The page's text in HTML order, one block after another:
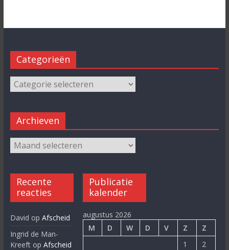
Categorieën
Archieven
Recente
reacties
David op Afscheid
Ingrid de Man-
Kreeftop Afscheid
Publicatie
kalender
augustus 2026
M
D W D V Z
Z
1
2